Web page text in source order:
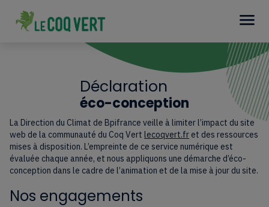
Déclaration
éco-conception
La Direction du Climat de Bpifrance veille à limiter l’impact du site
web de la communauté du Coq Vert lecoqvert.fr et des ressources
mises à disposition. L’empreinte de ce service numérique est
évaluée chaque année, et nous appliquons une démarche d’éco-
conception dans le cadre de l’animation et de la mise à jour du site.
Nos engagements